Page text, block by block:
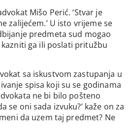
Mišo Perić. ‘Stvar je
zalijećem.’ U isto vrijeme se
predmeta sud mogao
ga ili poslati pritužbu
sa iskustvom zastupanja u
spisa koji su se godinama
ne bi bilo pošteno
se oni sada izvuku?’ kaže on za
da uzem taj predmet? Ne